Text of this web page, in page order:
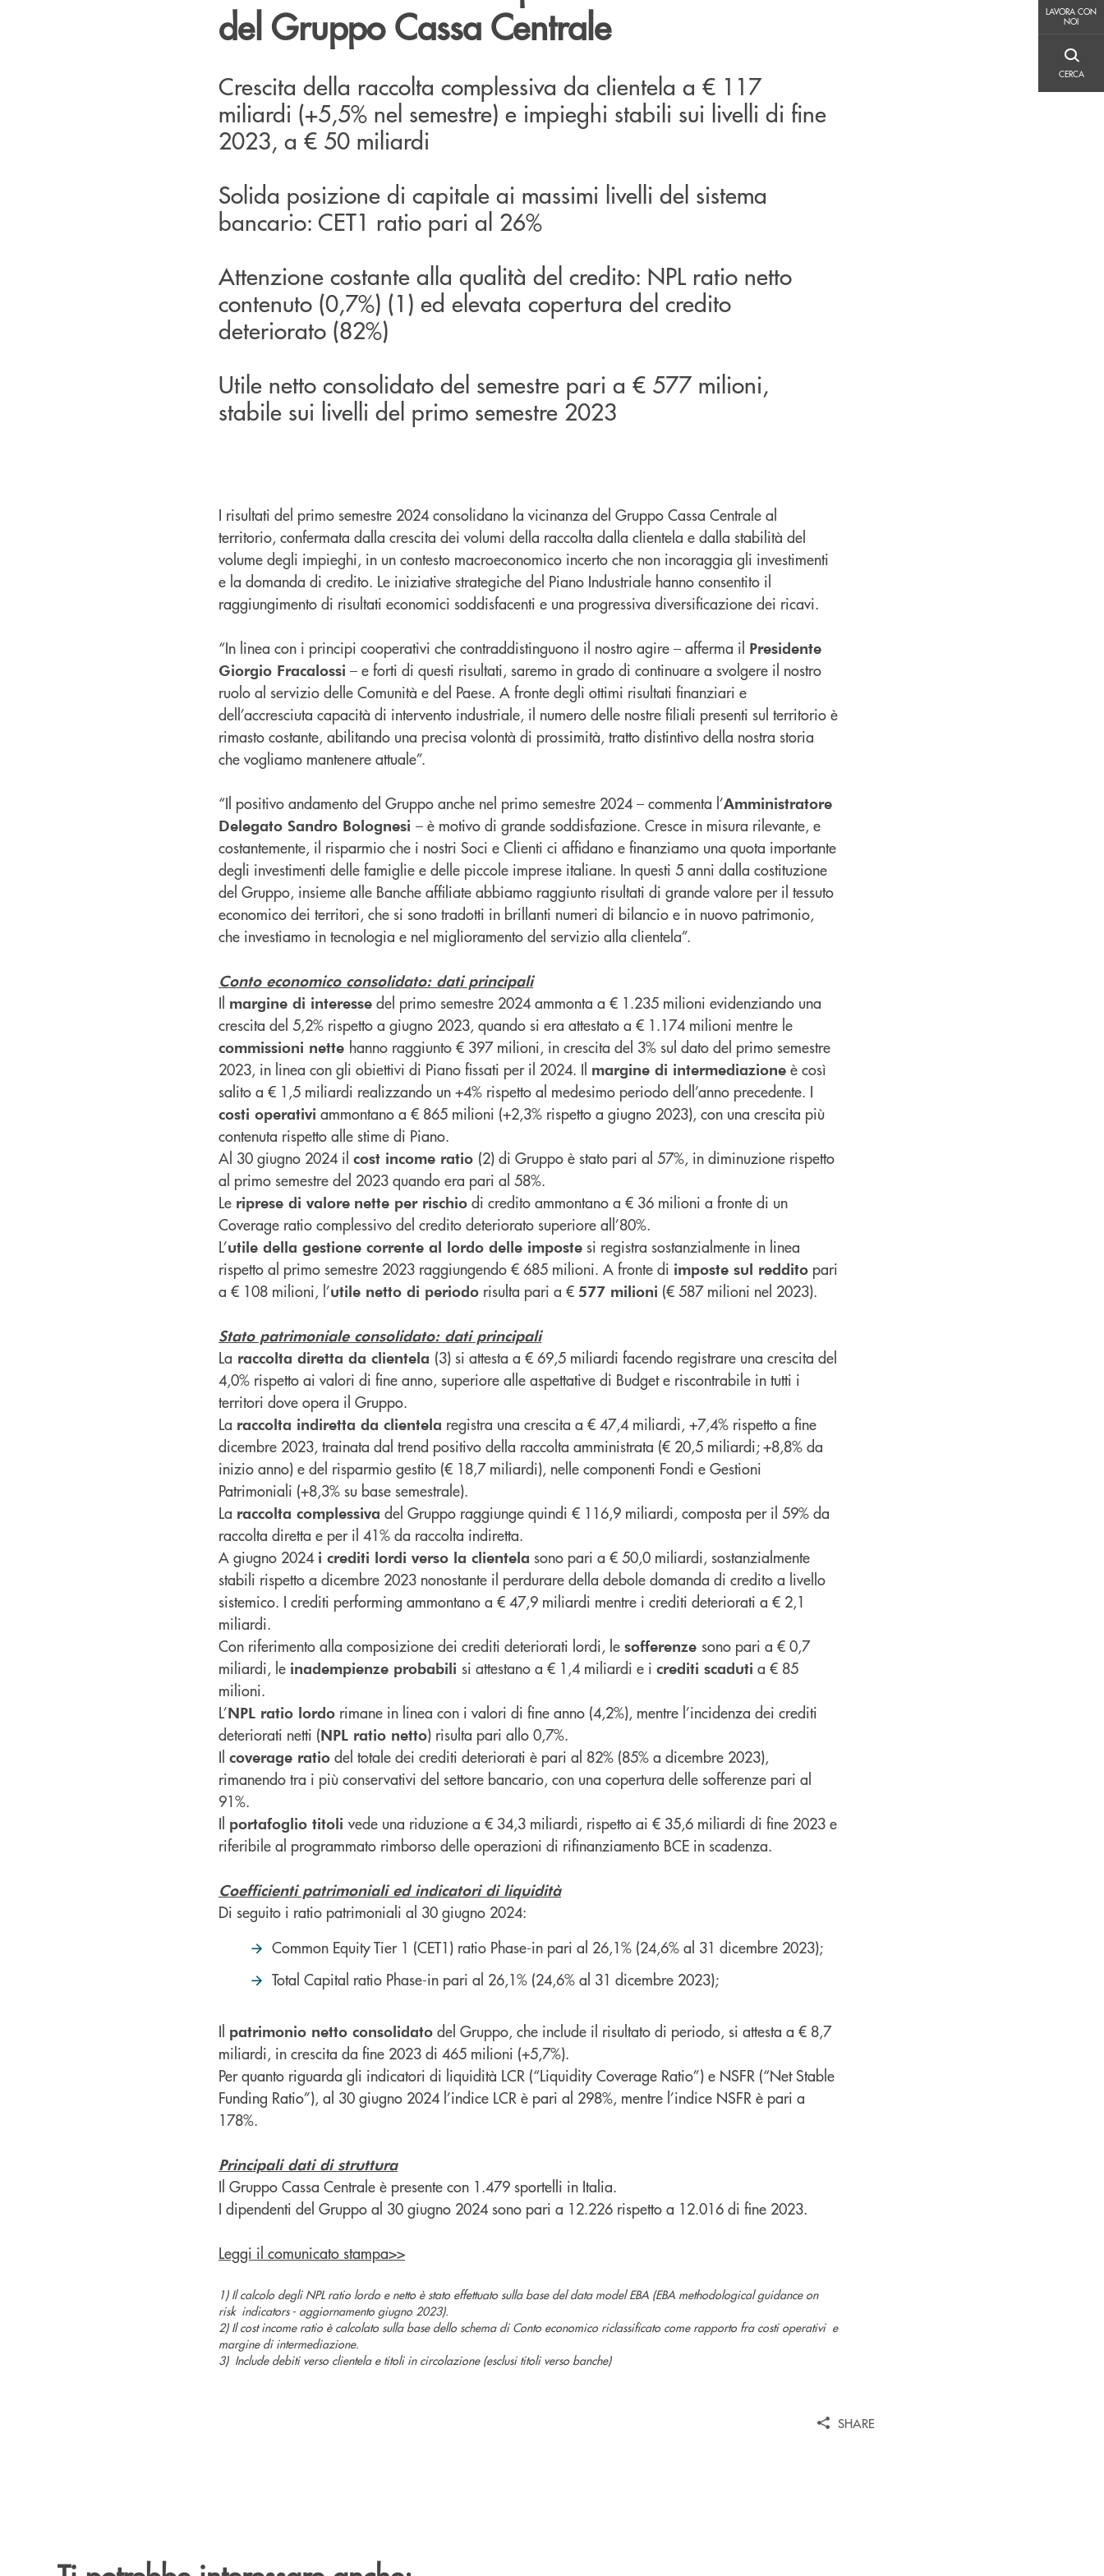
LAVORA CON
NOI
CERCA
del Gruppo Cassa Centrale
Crescita della raccolta complessiva da clientela a € 117
miliardi (+5,5% nel semestre) e impieghi stabili sui livelli di fine
2023, a € 50 miliardi
Solida posizione di capitale ai massimi livelli del sistema
bancario: CET1 ratio pari al 26%
Attenzione costante alla qualità del credito: NPL ratio netto
contenuto (0,7%) (1) ed elevata copertura del credito
deteriorato (82%)
Utile netto consolidato del semestre pari a € 577 milioni,
stabile sui livelli del primo semestre 2023
I risultati del primo semestre 2024 consolidano la vicinanza del Gruppo Cassa Centrale al
territorio, confermata dalla crescita dei volumi della raccolta dalla clientela e dalla stabilità del
volume degli impieghi, in un contesto macroeconomico incerto che non incoraggia gli investimenti
e la domanda di credito. Le iniziative strategiche del Piano Industriale hanno consentito il
raggiungimento di risultati economici soddisfacenti e una progressiva diversificazione dei ricavi.
“In linea con i principi cooperativi che contraddistinguono il nostro agire – afferma il Presidente
Giorgio Fracalossi – e forti di questi risultati, saremo in grado di continuare a svolgere il nostro
ruolo al servizio delle Comunità e del Paese. A fronte degli ottimi risultati finanziari e
dell’accresciuta capacità di intervento industriale, il numero delle nostre filiali presenti sul territorio è
rimasto costante, abilitando una precisa volontà di prossimità, tratto distintivo della nostra storia
che vogliamo mantenere attuale”.
“Il positivo andamento del Gruppo anche nel primo semestre 2024 – commenta l’Amministratore
Delegato Sandro Bolognesi – è motivo di grande soddisfazione. Cresce in misura rilevante, e
costantemente, il risparmio che i nostri Soci e Clienti ci affidano e finanziamo una quota importante
degli investimenti delle famiglie e delle piccole imprese italiane. In questi 5 anni dalla costituzione
del Gruppo, insieme alle Banche affiliate abbiamo raggiunto risultati di grande valore per il tessuto
economico dei territori, che si sono tradotti in brillanti numeri di bilancio e in nuovo patrimonio,
che investiamo in tecnologia e nel miglioramento del servizio alla clientela”.
Conto economico consolidato: dati principali
Il margine di interesse del primo semestre 2024 ammonta a € 1.235 milioni evidenziando una
crescita del 5,2% rispetto a giugno 2023, quando si era attestato a € 1.174 milioni mentre le
commissioni nette hanno raggiunto € 397 milioni, in crescita del 3% sul dato del primo semestre
2023, in linea con gli obiettivi di Piano fissati per il 2024. Il margine di intermediazione è così
salito a € 1,5 miliardi realizzando un +4% rispetto al medesimo periodo dell’anno precedente. I
costi operativi ammontano a € 865 milioni (+2,3% rispetto a giugno 2023), con una crescita più
contenuta rispetto alle stime di Piano.
Al 30 giugno 2024 il cost income ratio (2) di Gruppo è stato pari al 57%, in diminuzione rispetto
al primo semestre del 2023 quando era pari al 58%.
Le riprese di valore nette per rischio di credito ammontano a € 36 milioni a fronte di un
Coverage ratio complessivo del credito deteriorato superiore all’80%.
L’utile della gestione corrente al lordo delle imposte si registra sostanzialmente in linea
rispetto al primo semestre 2023 raggiungendo € 685 milioni. A fronte di imposte sul reddito pari
a € 108 milioni, l’utile netto di periodo risulta pari a € 577 milioni (€ 587 milioni nel 2023).
Stato patrimoniale consolidato: dati principali
La raccolta diretta da clientela (3) si attesta a € 69,5 miliardi facendo registrare una crescita del
4,0% rispetto ai valori di fine anno, superiore alle aspettative di Budget e riscontrabile in tutti i
territori dove opera il Gruppo.
La raccolta indiretta da clientela registra una crescita a € 47,4 miliardi, +7,4% rispetto a fine
dicembre 2023, trainata dal trend positivo della raccolta amministrata (€ 20,5 miliardi; +8,8% da
inizio anno) e del risparmio gestito (€ 18,7 miliardi), nelle componenti Fondi e Gestioni
Patrimoniali (+8,3% su base semestrale).
La raccolta complessiva del Gruppo raggiunge quindi € 116,9 miliardi, composta per il 59% da
raccolta diretta e per il 41% da raccolta indiretta.
A giugno 2024 i crediti lordi verso la clientela sono pari a € 50,0 miliardi, sostanzialmente
stabili rispetto a dicembre 2023 nonostante il perdurare della debole domanda di credito a livello
sistemico. I crediti performing ammontano a € 47,9 miliardi mentre i crediti deteriorati a € 2,1
miliardi.
Con riferimento alla composizione dei crediti deteriorati lordi, le sofferenze sono pari a € 0,7
miliardi, le inadempienze probabili si attestano a € 1,4 miliardi e i crediti scaduti a € 85
milioni.
L’NPL ratio lordo rimane in linea con i valori di fine anno (4,2%), mentre l’incidenza dei crediti
deteriorati netti (NPL ratio netto) risulta pari allo 0,7%.
Il coverage ratio del totale dei crediti deteriorati è pari al 82% (85% a dicembre 2023),
rimanendo tra i più conservativi del settore bancario, con una copertura delle sofferenze pari al
91%.
Il portafoglio titoli vede una riduzione a € 34,3 miliardi, rispetto ai € 35,6 miliardi di fine 2023 e
riferibile al programmato rimborso delle operazioni di rifinanziamento BCE in scadenza.
Coefficienti patrimoniali ed indicatori di liquidità
Di seguito i ratio patrimoniali al 30 giugno 2024:
Common Equity Tier 1 (CET1) ratio Phase-in pari al 26,1% (24,6% al 31 dicembre 2023);
Total Capital ratio Phase-in pari al 26,1% (24,6% al 31 dicembre 2023);
Il patrimonio netto consolidato del Gruppo, che include il risultato di periodo, si attesta a € 8,7
miliardi, in crescita da fine 2023 di 465 milioni (+5,7%).
Per quanto riguarda gli indicatori di liquidità LCR (“Liquidity Coverage Ratio”) e NSFR (“Net Stable
Funding Ratio”), al 30 giugno 2024 l’indice LCR è pari al 298%, mentre l’indice NSFR è pari a
178%.
Principali dati di struttura
Il Gruppo Cassa Centrale è presente con 1.479 sportelli in Italia.
I dipendenti del Gruppo al 30 giugno 2024 sono pari a 12.226 rispetto a 12.016 di fine 2023.
Leggi il comunicato stampa>>
1) Il calcolo degli NPL ratio lordo e netto è stato effettuato sulla base del data model EBA (EBA methodological guidance on
risk indicators - aggiornamento giugno 2023).
2) Il cost income ratio è calcolato sulla base dello schema di Conto economico riclassificato come rapporto fra costi operativi e
margine di intermediazione.
3) Include debiti verso clientela e titoli in circolazione (esclusi titoli verso banche)
SHARE